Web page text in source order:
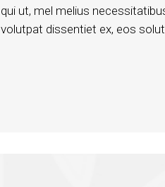
qui ut, mel melius
volutpat dissentiet ex, eos